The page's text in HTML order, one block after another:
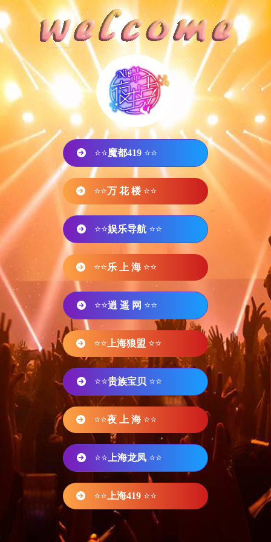
⭐⭐魔都419 ⭐⭐
⭐⭐万 花 楼 ⭐⭐
⭐⭐娱乐导航 ⭐⭐
⭐⭐乐 上 海 ⭐⭐
⭐⭐逍 遥 网 ⭐⭐
⭐⭐ 上海狼盟 ⭐⭐
⭐⭐贵族宝贝 ⭐⭐
⭐⭐夜 上 海 ⭐⭐
⭐⭐ 上海龙凤 ⭐⭐
⭐⭐ 上海419 ⭐⭐